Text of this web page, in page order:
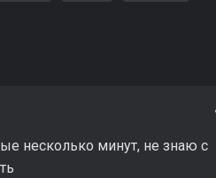
несколько минут, не знаю с